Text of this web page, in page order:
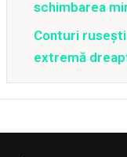
schimbarea
Conturi
extremă